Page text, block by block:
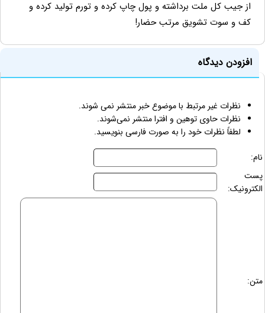
از جیب کل ملت برداشته و پول چاپ کرده و تورم تولید کرده و
کف و سوت تشویق مرتب حضار!
افزودن دیدگاه
نظرات غیر مرتبط با موضوع خبر منتشر نمی شوند.
نظرات حاوی توهین و افترا منتشر نمی‌شوند.
لطفاً نظرات خود را به صورت فارسی بنویسید.
نام:
پست
الکترونیک:
متن: